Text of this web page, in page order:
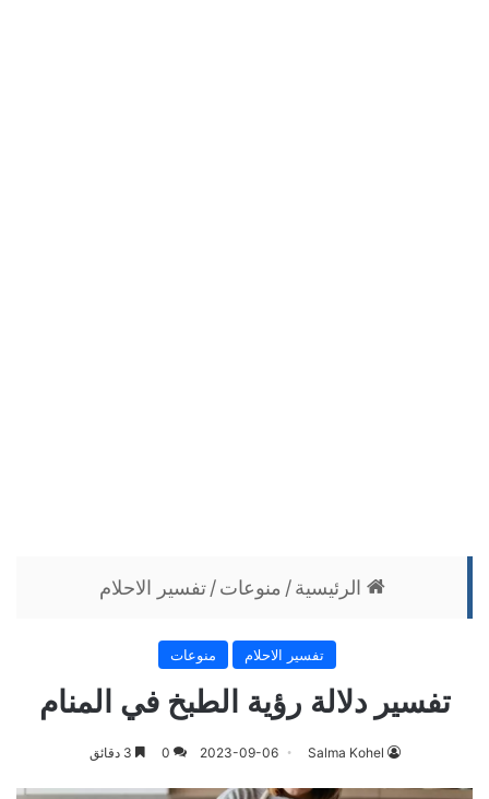
الرئيسية / منوعات / تفسير الاحلام
تفسير الاحلام منوعات
تفسير دلالة رؤية الطبخ في المنام
Salma Kohel
2023-09-06
0